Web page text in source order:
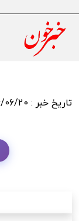
تاریخ خبر : 1404/06/20 - 19:07:46